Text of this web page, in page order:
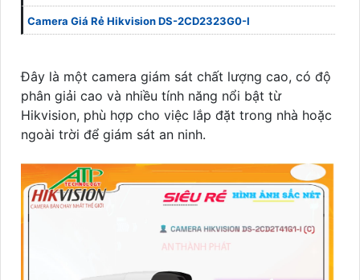
Camera Giá Rẻ Hikvision DS-2CD2323G0-I
Đây là một camera giám sát chất lượng cao, có độ
phân giải cao và nhiều tính năng nổi bật từ
Hikvision, phù hợp cho việc lắp đặt trong nhà hoặc
ngoài trời để giám sát an ninh.